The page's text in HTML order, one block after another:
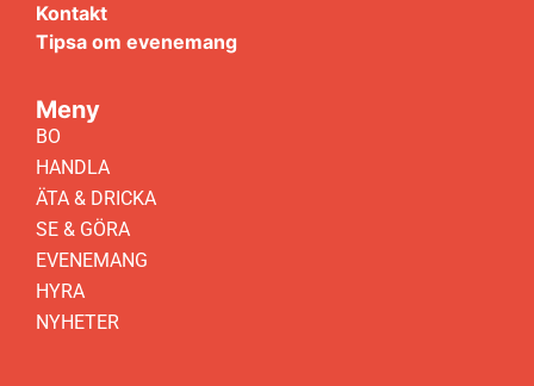
Kontakt
Tipsa om evenemang
Meny
BO
HANDLA
ÄTA & DRICKA
SE & GÖRA
EVENEMANG
HYRA
NYHETER